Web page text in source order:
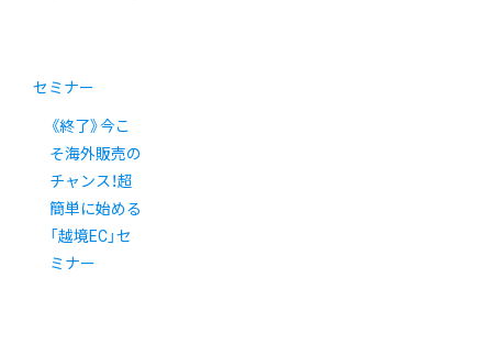
セミナー
《終了》今こ
そ海外販売の
チャンス！超
簡単に始める
「越境EC」セ
ミナー